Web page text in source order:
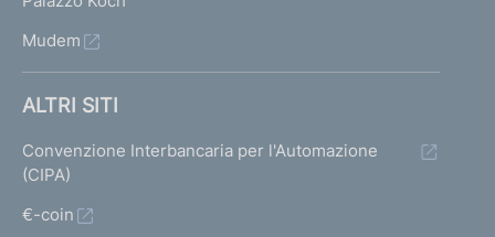
Mudem
ALTRI SITI
Convenzione Interbancaria per l'Automazione
(CIPA)
€-coin